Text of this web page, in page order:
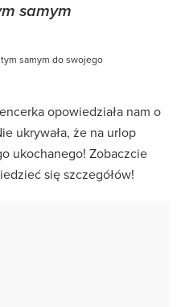
samym
tym samym do swojego
opowiedziała nam o
ukrywała, że na urlop
ukochanego! Zobaczcie
się szczegółów!